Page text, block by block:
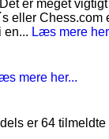
er meget
eller
en... Læs mere
mere her...
er 64